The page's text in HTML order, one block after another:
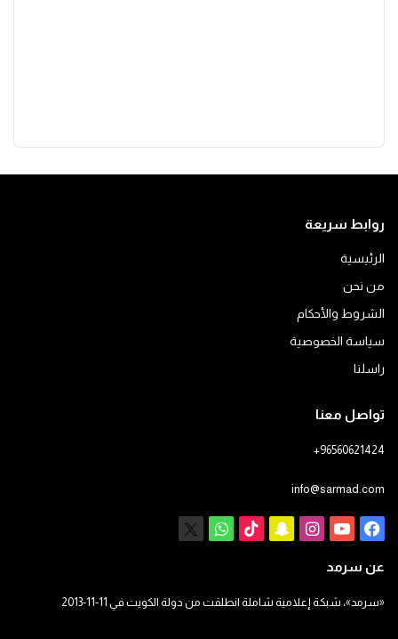
روابط سريعة
الرئيسية
من نحن
الشروط والأحكام
سياسة الخصوصية
راسلنا
تواصل معنا
+96560621424
info@sarmad.com
فيسبوكيوتيوبانستقرام
سناب ‫TikTokواتساب
عن سرمد
«سرمد»، شبكة إعلامية شاملة انطلقت من دولة الكويت في 11-11-2013